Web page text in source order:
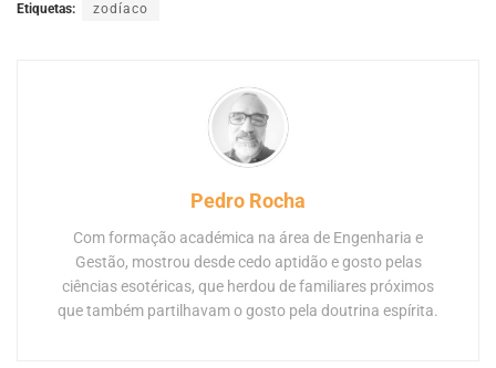
Etiquetas: zodíaco
Pedro Rocha
Com formação académica na área de Engenharia e
Gestão, mostrou desde cedo aptidão e gosto pelas
ciências esotéricas, que herdou de familiares próximos
que também partilhavam o gosto pela doutrina espírita.